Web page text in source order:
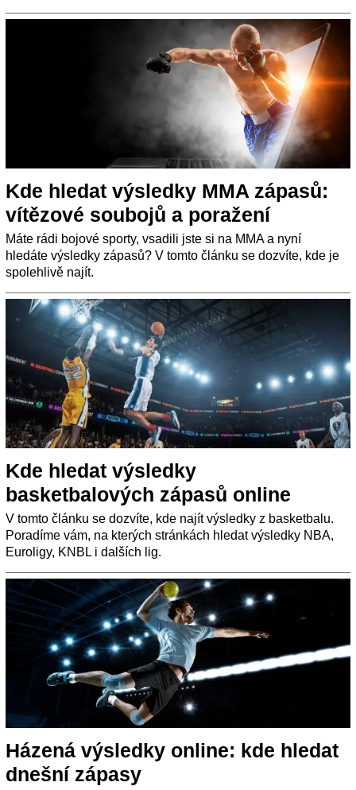
Kde hledat výsledky MMA zápasů:
vítězové soubojů a poražení
Máte rádi bojové sporty, vsadili jste si na MMA a nyní
hledáte výsledky zápasů? V tomto článku se dozvíte, kde je
spolehlivě najít.
Kde hledat výsledky
basketbalových zápasů online
V tomto článku se dozvíte, kde najít výsledky z basketbalu.
Poradíme vám, na kterých stránkách hledat výsledky NBA,
Euroligy, KNBL i dalších lig.
Házená výsledky online: kde hledat
dnešní zápasy